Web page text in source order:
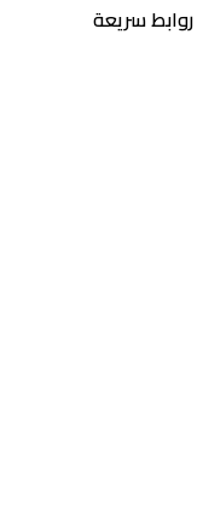
روابط سريعة